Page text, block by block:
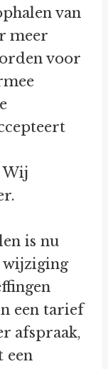
van
meer
voor
Wij
is nu
wijziging
een tarief
afspraak,
een